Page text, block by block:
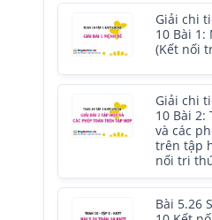
Giải chi
10 Bài 1:
(Kết nối
Giải chi
10 Bài 2:
và các
trên tập
nối tri
Bài 5.26